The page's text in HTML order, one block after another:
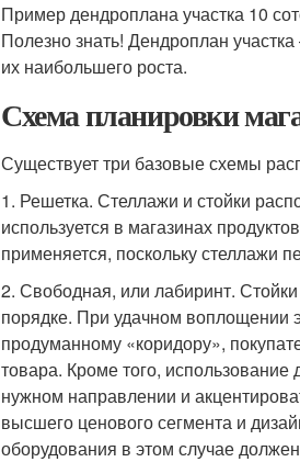
Пример дендроплана участка 10
Полезно знать! Дендроплан
их наибольшего роста.
Схема планировки
Существует три базовые схемы
1. Решетка. Стеллажи и стойки
используется в магазинах
применяется, поскольку стеллажи
2. Свободная, или лабиринт.
порядке. При удачном воплощении
продуманному «коридору»,
товара. Кроме того, использование
нужном направлении и
высшего ценового сегмента и
оборудования в этом случае